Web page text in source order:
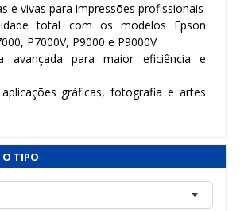
e vivas para impressões profissionais
total com os modelos Epson
P7000V, P9000 e P9000V
avançada para maior eficiência e
gráficas, fotografia e artes
O TIPO